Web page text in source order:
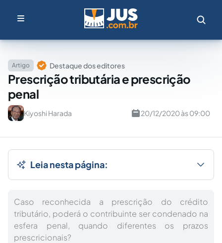
Artigo Destaque dos editores
Prescrição tributária e prescrição
penal
Kiyoshi Harada 20/12/2020 às 09:00
Leia nesta página:
Caso reconhecida a prescrição do crédito
tributário, poderá o contribuinte ser condenado na
esfera penal, quando diferentes os prazos
prescricionais?